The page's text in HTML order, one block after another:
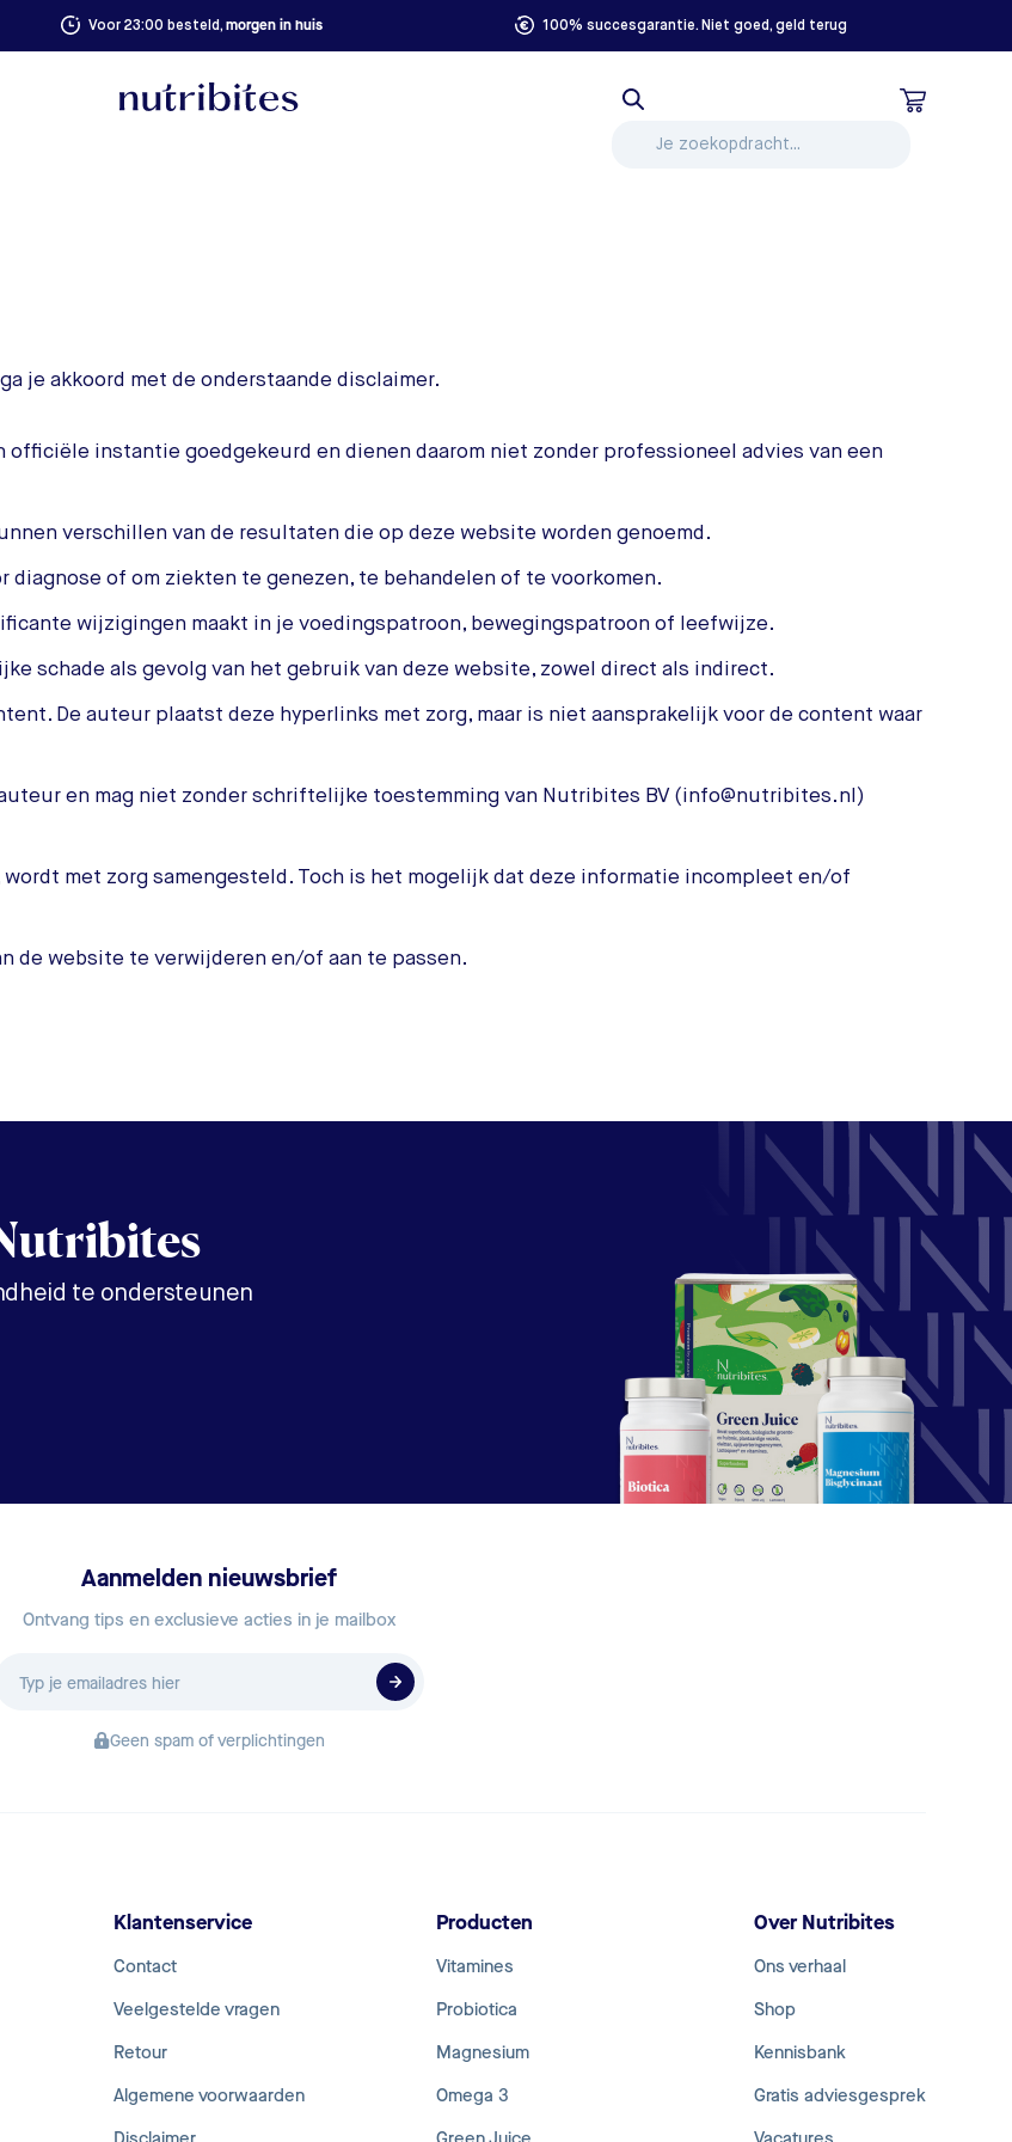
Voor 23:00 besteld, morgen in huis 100% succesgarantie. Niet goed, geld terug
je akkoord met de onderstaande disclaimer.
instantie goedgekeurd en dienen daarom niet zonder professioneel advies van een
verschillen van de resultaten die op deze website worden genoemd.
of om ziekten te genezen, te behandelen of te voorkomen.
wijzigingen maakt in je voedingspatroon, bewegingspatroon of leefwijze.
schade als gevolg van het gebruik van deze website, zowel direct als indirect.
De auteur plaatst deze hyperlinks met zorg, maar is niet aansprakelijk voor de content waar
en mag niet zonder schriftelijke toestemming van Nutribites BV (info@nutribites.nl)
met zorg samengesteld. Toch is het mogelijk dat deze informatie incompleet en/of
de website te verwijderen en/of aan te passen.
te ondersteunen
Aanmelden nieuwsbrief
Ontvang tips en exclusieve acties in je mailbox
Geen spam of verplichtingen
Klantenservice
Contact
Veelgestelde vragen
Retour
Algemene voorwaarden
Producten
Vitamines
Probiotica
Magnesium
Omega 3
Over Nutribites
Ons verhaal
Shop
Kennisbank
Gratis adviesgesprek